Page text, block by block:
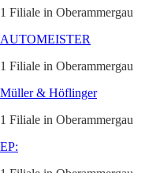
1 Filiale in Oberammergau
AUTOMEISTER
1 Filiale in Oberammergau
Müller & Höflinger
1 Filiale in Oberammergau
EP: